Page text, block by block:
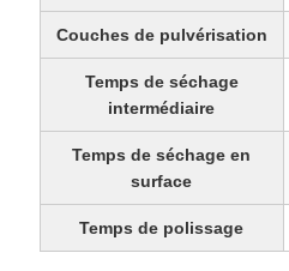
Couches de pulvérisation
Temps de séchage
intermédiaire
Temps de séchage en
surface
Temps de polissage